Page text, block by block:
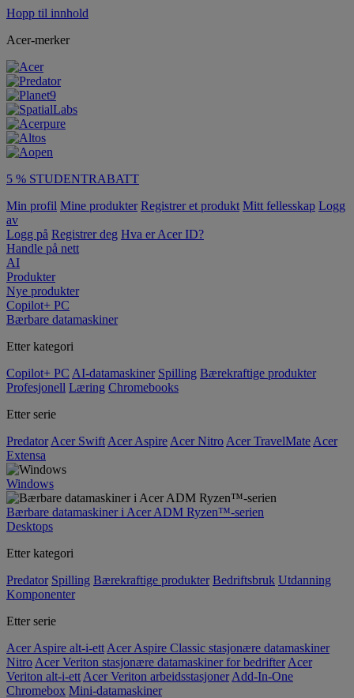
Hopp til innhold
Acer-merker
5 % STUDENTRABATT
Min profil Mine produkter Registrer et produkt Mitt fellesskap Logg
av
Logg på Registrer deg Hva er Acer ID?
Handle på nett
AI
Produkter
Nye produkter
Copilot+ PC
Bærbare datamaskiner
Etter kategori
Copilot+ PC AI-datamaskiner Spilling Bærekraftige produkter
Profesjonell Læring Chromebooks
Etter serie
Predator Acer Swift Acer Aspire Acer Nitro Acer TravelMate Acer
Extensa
Windows
Bærbare datamaskiner i Acer ADM Ryzen™-serien
Desktops
Etter kategori
Predator Spilling Bærekraftige produkter Bedriftsbruk Utdanning
Komponenter
Etter serie
Acer Aspire alt-i-ett Acer Aspire Classic stasjonære datamaskiner
Nitro Acer Veriton stasjonære datamaskiner for bedrifter Acer
Veriton alt-i-ett Acer Veriton arbeidsstasjoner Add-In-One
Chromebox Mini-datamaskiner